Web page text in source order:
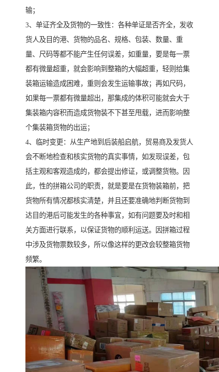
输；
3、单证齐全及货物的一致性：各种单证是否齐全，发收
货人及目的港、货物的品名、规格、包装、数量、重
量、尺码等都不能产生任何误差，如重量，要是每一票
都有微量超重，就会影响到整箱的大幅超重，轻则给集
装箱运输造成困难，重则会发生运输事故；再如尺码，
如果每一票都有微量超出，那集成的体积可能就会大于
集装箱内容积而造成货物装不下甚至甩载，进而影响整
个集装箱货物的出运；
4、临时变更：从生产地到后装船启航，贸易商及发货人
会不断地检查和核实货物的真实事情，如发现误差，包
括主观和客观造成的，都会提出修证，或调整货物。因
此，性的拼箱公司的职责，就是要是在货物装箱前，把
货物所有情况都核实清楚，并且还要准确地判断货物到
达目的港后可能发生的各种事宜，如有问题要及时和相
关方面进行联系，以保证货物的顺利运送。因拼箱过程
中涉及货物票数较多，所以像这样的更改会较整箱货物
频繁。